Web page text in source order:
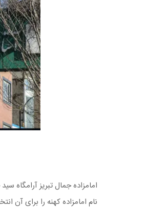
امامزاده جمال تبریز آرامگاه
نام امامزاده کهنه را برای آن